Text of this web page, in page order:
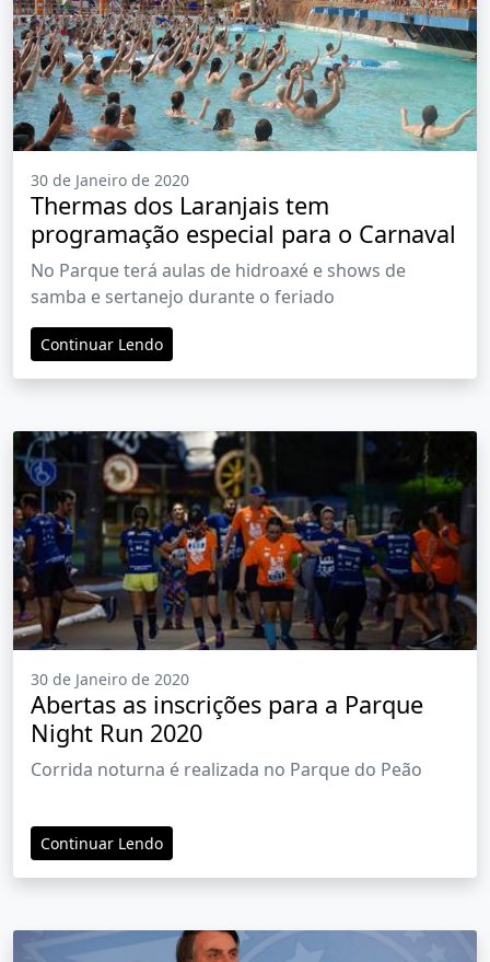
30 de Janeiro de 2020
Thermas dos Laranjais tem
programação especial para o Carnaval
No Parque terá aulas de hidroaxé e shows de
samba e sertanejo durante o feriado
Continuar Lendo
30 de Janeiro de 2020
Abertas as inscrições para a Parque
Night Run 2020
Corrida noturna é realizada no Parque do Peão
Continuar Lendo